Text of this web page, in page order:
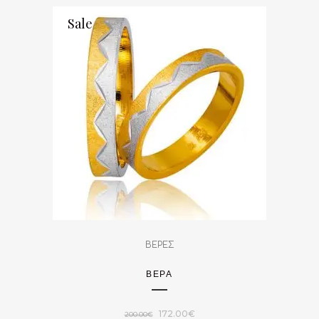
Sale
ΒΕΡΕΣ
ΒΈΡΑ
200.00€
Original
172.00€Η